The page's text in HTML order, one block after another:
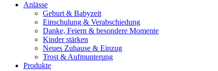
Anlässe
Geburt & Babyzeit
Einschulung & Verabschiedung
Danke, Feiern & besondere Momente
Kinder stärken
Neues Zuhause & Einzug
Trost & Aufmunterung
Produkte